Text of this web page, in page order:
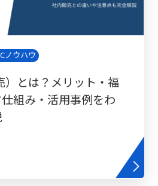
ノウハウ
）とは？メリット・福
組み・活用事例をわ